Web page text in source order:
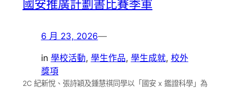
國安推廣計劃書比賽季軍
6 月 23, 2026—
in 學校活動, 學生作品, 學生成就, 校外
獎項
2C 紀新悅、張詩穎及鍾慧祺同學以「國安 x 鑑證科學」為